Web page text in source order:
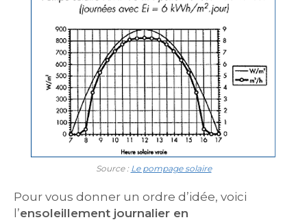
Source : Le pompage solaire
Pour vous donner un ordre d’idée, voici
l’ensoleillement journalier en